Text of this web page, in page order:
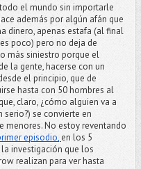
el mundo sin importarle
además por algún afán que
dinero, apenas estafa (al final
poco) pero no deja de
más siniestro porque el
la gente, hacerse con un
el principio, que de
hasta con 50 hombres al
claro, ¿cómo alguien va a
se convierte en
menores. No estoy reventando
episodio,en los 5
investigación que los
realizan para ver hasta